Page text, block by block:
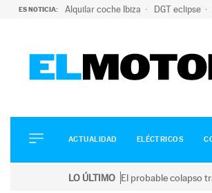
ES NOTICIA: Alquilar coche Ibiza DGT eclipse
ELÉCTRICOS
CONDUCIR
ACTUALIDAD ELÉCTRICOS
LO ÚLTIMO El probable colapso